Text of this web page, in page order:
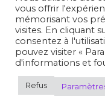
ÉVALUATIONS
CIRCUITS
COMPÉTITIONS
vous offrir
mémorisant vos
visites. En cliquant
consentez à
pouvez visiter «
d'informations et
Refus